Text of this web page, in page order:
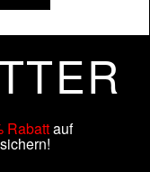
Rabattauf